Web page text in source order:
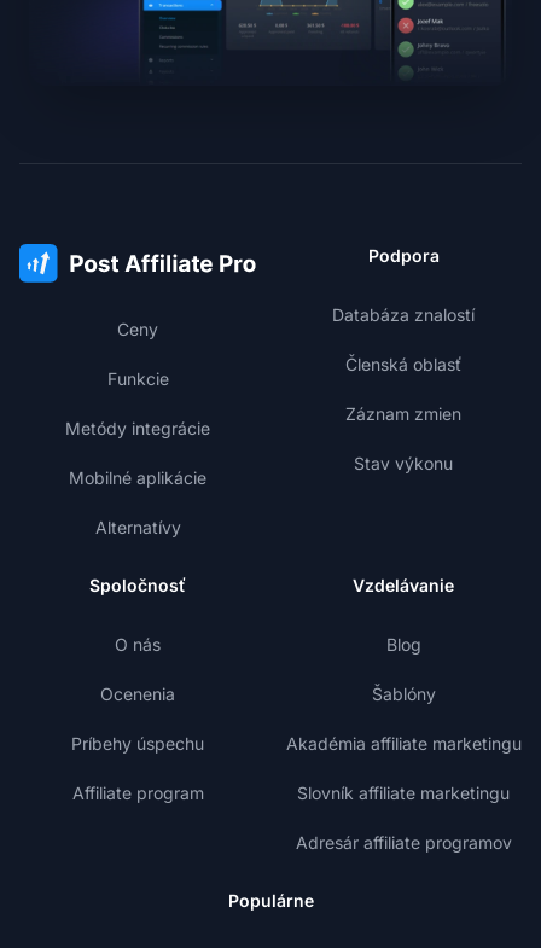
Ceny
Funkcie
Metódy integrácie
Mobilné aplikácie
Alternatívy
Podpora
Databáza znalostí
Členská oblasť
Záznam zmien
Stav výkonu
Spoločnosť
O nás
Ocenenia
Príbehy úspechu
Affiliate program
Vzdelávanie
Blog
Šablóny
Akadémia affiliate marketingu
Slovník affiliate marketingu
Adresár affiliate programov
Populárne